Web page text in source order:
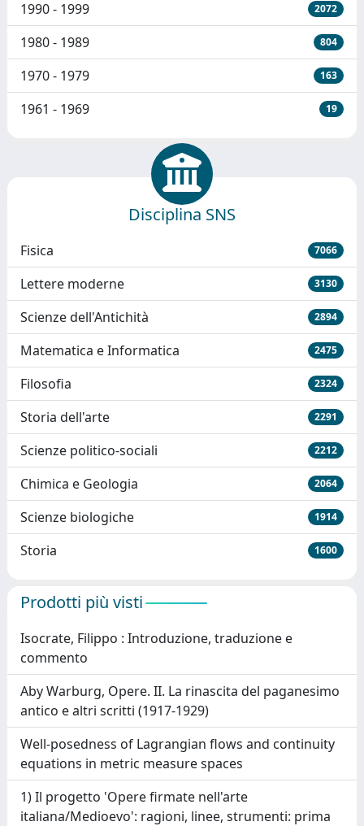
1990 - 1999 2072
1980 - 1989 804
1970 - 1979 163
1961 - 1969 19
Disciplina SNS
Fisica 7066
Lettere moderne 3130
Scienze dell'Antichità 2894
Matematica e Informatica 2475
Filosofia 2324
Storia dell'arte 2291
Scienze politico-sociali 2212
Chimica e Geologia 2064
Scienze biologiche 1914
Storia 1600
Prodotti più visti
Isocrate, Filippo : Introduzione, traduzione e
commento
Aby Warburg, Opere. II. La rinascita del paganesimo
antico e altri scritti (1917-1929)
Well-posedness of Lagrangian flows and continuity
equations in metric measure spaces
1) Il progetto 'Opere firmate nell'arte
italiana/Medioevo': ragioni, linee, strumenti: prima